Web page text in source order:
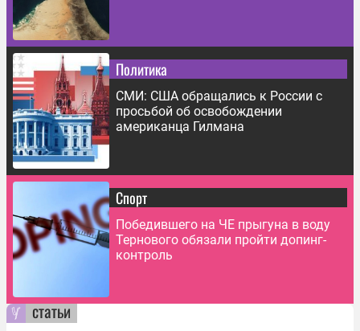
Политика
СМИ: США обращались к России с
просьбой об освобождении
американца Гилмана
Спорт
Победившего на ЧЕ прыгуна в воду
Тернового обязали пройти допинг-
контроль
статьи